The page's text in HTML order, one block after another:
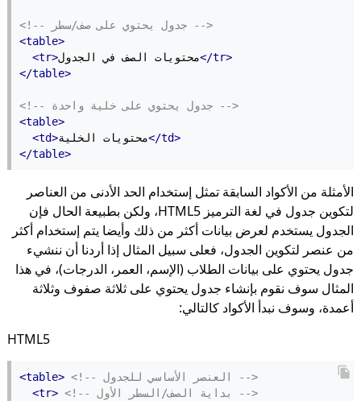
<!-- جدول يحتوي على صف/سطر -->
<table>
<tr>محتويات الصف في الجدول</tr>
</table>
<!-- جدول يحتوي على خلية واحدة -->
<table>
<td>محتويات الخلية</td>
</table>
الأمثلة من الأكواد السابقة تمثل إستخدام الحد الأدنى من العناصر
لتكوين جدول في لغة الترميز HTML5، ولكن بطبيعة الحال فإن
الجدول يستخدم لعرض بيانات أكثر من ذلك وأيضا يتم إستخدام أكثر
من عنصر لتكوين الجدول، فعلى سبيل المثال إذا أردنا أن ننشيء
جدول يحتوي على بيانات الطلاب (الإسم، العمر، الدرجات)، في هذا
المثال سوف نقوم بإنشاء جدول يحتوي على ثلاثة صفوف وثلاثة
أعمدة، وسوف نبدأ الأكواد كالتالي:
HTML5
<table>
<!-- العنصر الأساسي للجدول -->
<tr>
<!-- بداية الصف/السطر الأول -->